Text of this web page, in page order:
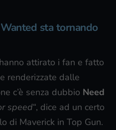
sta tornando
attirato i fan e fatto
renderizzate dalle
c’è senza dubbio Need
speed“, dice ad un certo
di Maverick in Top Gun.